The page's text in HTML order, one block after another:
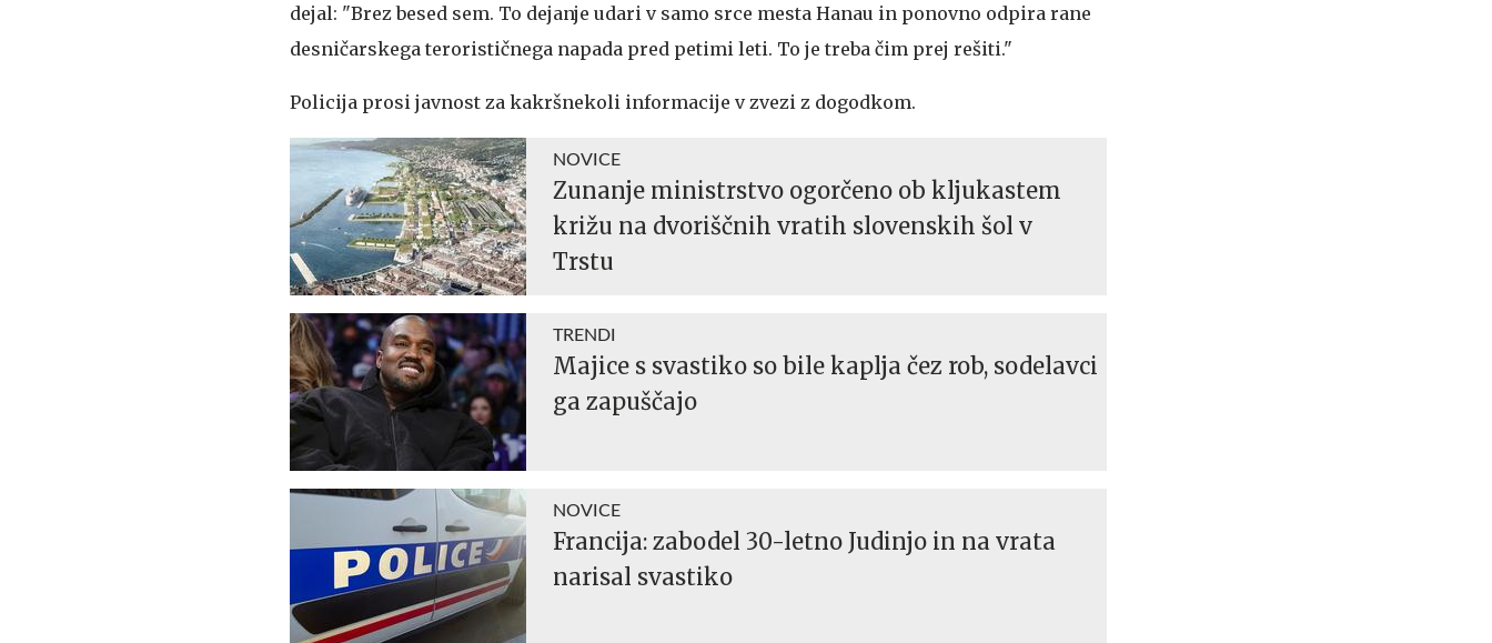
dejal: "Brez besed sem. To dejanje udari v samo srce mesta Hanau in ponovno odpira rane
desničarskega terorističnega napada pred petimi leti. To je treba čim prej rešiti."
Policija prosi javnost za kakršnekoli informacije v zvezi z dogodkom.
NOVICE
Zunanje ministrstvo ogorčeno ob kljukastem
križu na dvoriščnih vratih slovenskih šol v
Trstu
TRENDI
Majice s svastiko so bile kaplja čez rob, sodelavci
ga zapuščajo
NOVICE
Francija: zabodel 30-letno Judinjo in na vrata
narisal svastiko